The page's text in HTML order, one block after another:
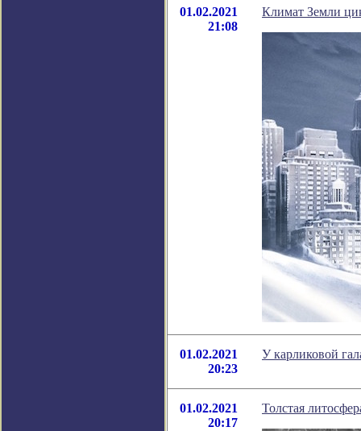
01.02.2021
21:08
Климат Земли
01.02.2021
20:23
У карликовой
01.02.2021
20:17
Толстая